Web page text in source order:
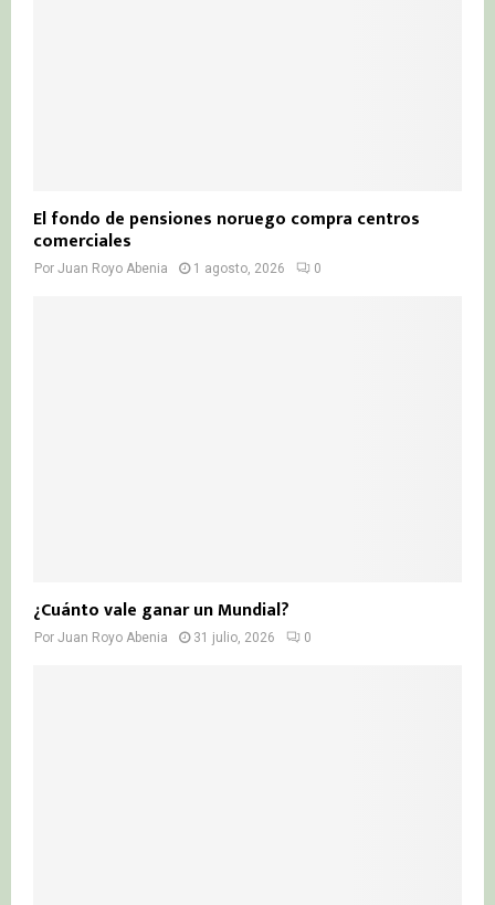
El fondo de pensiones noruego compra centros
comerciales
Por Juan Royo Abenia 1 agosto, 2026 0
¿Cuánto vale ganar un Mundial?
Por Juan Royo Abenia 31 julio, 2026 0